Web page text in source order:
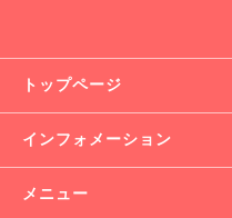
トップページ
インフォメーション
メニュー